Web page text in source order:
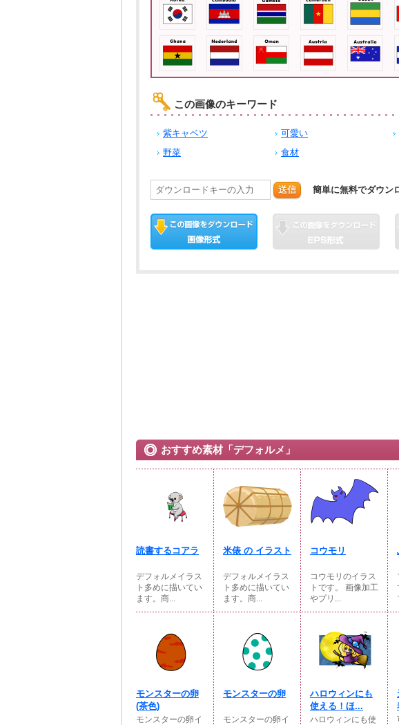
この画像のキーワード
紫キャベツ 可愛い
野菜
食材
送信 簡単に無料でダウン
おすすめ素材「デフォルメ」
読書するコアラ
デフォルメイラス
ト多めに描いてい
ます。商...
米俵 の イラスト
デフォルメイラス
ト多めに描いてい
ます。商...
コウモリ
コウモリのイラス
トです。 画像加工
やプリ...
モンスターの卵
(茶色)
モンスターの卵イ
モンスターの卵
モンスターの卵イ
ハロウィンにも
使える！ほ...
ハロウィンにも使